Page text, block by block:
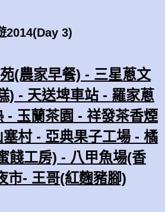
2014(Day 3)
(農家早餐) - 三星蔥文
) - 天送埤車站 - 羅家蔥
- 玉蘭茶園 - 祥發茶香煙
村 - 亞典果子工場 - 橘
餞工房) - 八甲魚場(香
市- 王哥(紅麴豬腳)